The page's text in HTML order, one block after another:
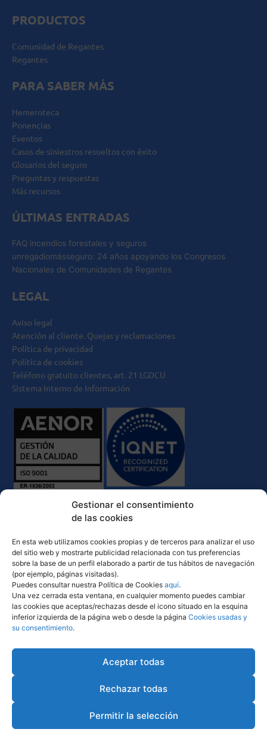
Gestionar el consentimiento
de las cookies
En esta web utilizamos cookies propias y de terceros para analizar el uso
del sitio web y mostrarte publicidad relacionada con tus preferencias
sobre la base de un perfil elaborado a partir de tus hábitos de navegación
(por ejemplo, páginas visitadas).
Puedes consultar nuestra Política de Cookies aquí.
Una vez cerrada esta ventana, en cualquier momento puedes cambiar
las cookies que aceptas/rechazas desde el icono situado en la esquina
inferior izquierda de la página web o desde la página Cookies usadas y
su consentimiento.
Aceptar todas
Rechazar todas
Permitir la selección
PRODUCTOS
Comunidad de Regantes
Regantes
PARA SABER MÁS
Hemeroteca
Ponencias
Eventos
Casos de siniestros resueltos con éxito
Glosarios del seguro
Preguntas y respuestas
Más recursos
ÚLTIMAS ENTRADAS
FAQ incendios forestales y seguros
unregadíomásseguro: 24 años apoyando los Congresos
Nacionales de Comunidades de Regantes
LEGAL
Aviso legal
Atención al cliente. Quejas y reclamaciones
Política de privacidad
Política de cookies
Teléfono gratuito clientes, art. 21 LGDCU
Sistema Interno de Información
Comunicación desempeño ambiental
2022 | Diseño web por